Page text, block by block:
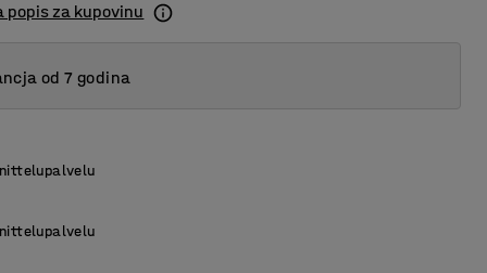
popis za kupovinu
od 7 godina